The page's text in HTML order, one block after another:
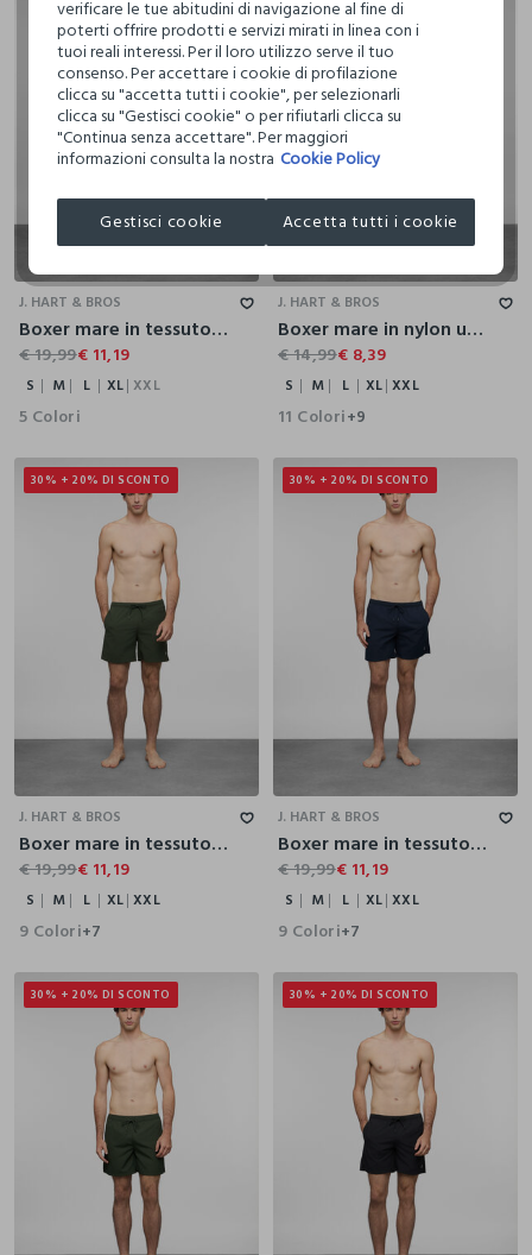
S
J. HART & BROS
Boxer mare in tessuto tecnico uomo
€ 19,99€ 11,19
S M L XL XXL
5 Colori
J. HART & BROS
Boxer mare in nylon uomo
€ 14,99€ 8,39
S M L XL XXL
11 Colori+9
30% + 20% DI SCONTO
XL
XXL
J. HART & BROS
Boxer mare in tessuto tecnico uomo
€ 19,99€ 11,19
S M L XL XXL
9 Colori+7
30% + 20% DI SCONTO
XL
J. HART & BROS
Boxer mare in tessuto tecnico uomo
€ 19,99€ 11,19
S M L XL XXL
9 Colori+7
30% + 20% DI SCONTO 30% + 20% DI SCONTO
verificare le tue abitudini di navigazione al fine di
poterti offrire prodotti e servizi mirati in linea con i
tuoi reali interessi. Per il loro utilizzo serve il tuo
consenso. Per accettare i cookie di profilazione
clicca su "accetta tutti i cookie", per selezionarli
clicca su "Gestisci cookie" o per rifiutarli clicca su
"Continua senza accettare". Per maggiori
informazioni consulta la nostra Cookie Policy
Gestisci cookie Accetta tutti i cookie